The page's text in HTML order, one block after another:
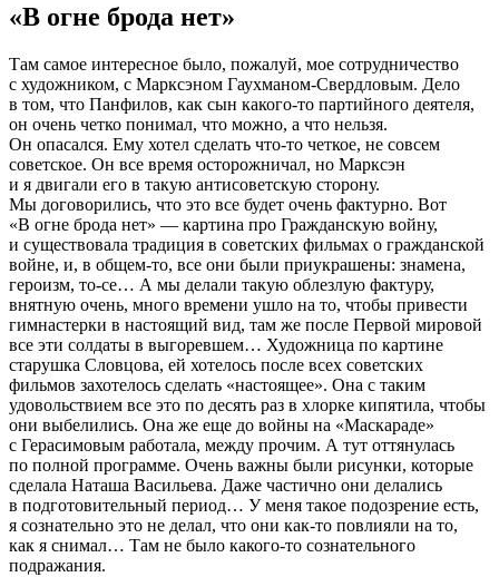
«В огне брода нет»
Там самое интересное было, пожалуй, мое сотрудничество
с художником, с Марксэном Гаухманом-Свердловым. Дело
в том, что Панфилов, как сын какого-то партийного деятеля,
он очень четко понимал, что можно, а что нельзя.
Он опасался. Ему хотел сделать что-то четкое, не совсем
советское. Он все время осторожничал, но Марксэн
и я двигали его в такую антисоветскую сторону.
Мы договорились, что это все будет очень фактурно. Вот
«В огне брода нет» — картина про Гражданскую войну,
и существовала традиция в советских фильмах о гражданской
войне, и, в общем-то, все они были приукрашены: знамена,
героизм, то-се… А мы делали такую облезлую фактуру,
внятную очень, много времени ушло на то, чтобы привести
гимнастерки в настоящий вид, там же после Первой мировой
все эти солдаты в выгоревшем… Художница по картине
старушка Словцова, ей хотелось после всех советских
фильмов захотелось сделать «настоящее». Она с таким
удовольствием все это по десять раз в хлорке кипятила, чтобы
они выбелились. Она же еще до войны на «Маскараде»
с Герасимовым работала, между прочим. А тут оттянулась
по полной программе. Очень важны были рисунки, которые
сделала Наташа Васильева. Даже частично они делались
в подготовительный период… У меня такое подозрение есть,
я сознательно это не делал, что они как-то повлияли на то,
как я снимал… Там не было какого-то сознательного
подражания.